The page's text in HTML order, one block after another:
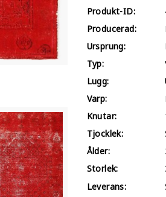
Produkt-ID:
Producerad:
Ursprung:
Typ:
Lugg:
Varp:
Knutar:
Tjocklek:
Ålder:
Storlek:
Leverans: